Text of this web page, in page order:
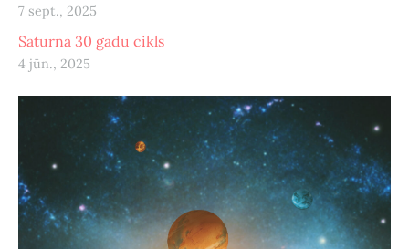
7 sept., 2025
Saturna 30 gadu cikls
4 jūn., 2025